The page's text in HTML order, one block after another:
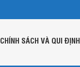
CHÍNH SÁCH VÀ QUI ĐỊNH